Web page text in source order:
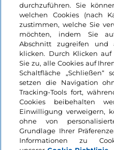
durchzuführen. Sie
welchen Cookies (nach
zustimmen, welche Sie
möchten, indem Sie
Abschnitt zugreifen und
klicken. Durch Klicken auf
Sie zu, alle Cookies auf
Schaltfläche „Schließen“
setzen die Navigation
Tracking-Tools fort,
Cookies beibehalten
Einwilligung verweigern,
ohne von
Grundlage Ihrer
Informationen zu